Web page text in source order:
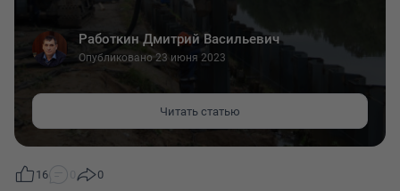
Работкин Дмитрий Васильевич
Опубликовано 23 июня 2023
Читать статью
16 0